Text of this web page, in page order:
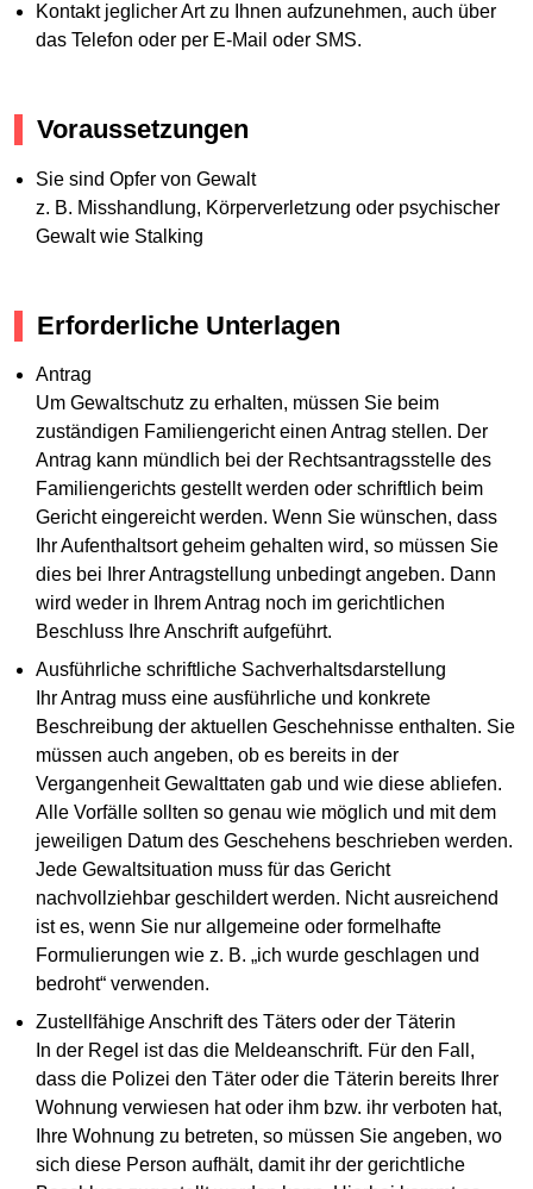
Kontakt jeglicher Art zu Ihnen aufzunehmen, auch über
das Telefon oder per E-Mail oder SMS.
Voraussetzungen
Sie sind Opfer von Gewalt
z. B. Misshandlung, Körperverletzung oder psychischer
Gewalt wie Stalking
Erforderliche Unterlagen
Antrag
Um Gewaltschutz zu erhalten, müssen Sie beim
zuständigen Familiengericht einen Antrag stellen. Der
Antrag kann mündlich bei der Rechtsantragsstelle des
Familiengerichts gestellt werden oder schriftlich beim
Gericht eingereicht werden. Wenn Sie wünschen, dass
Ihr Aufenthaltsort geheim gehalten wird, so müssen Sie
dies bei Ihrer Antragstellung unbedingt angeben. Dann
wird weder in Ihrem Antrag noch im gerichtlichen
Beschluss Ihre Anschrift aufgeführt.
Ausführliche schriftliche Sachverhaltsdarstellung
Ihr Antrag muss eine ausführliche und konkrete
Beschreibung der aktuellen Geschehnisse enthalten. Sie
müssen auch angeben, ob es bereits in der
Vergangenheit Gewalttaten gab und wie diese abliefen.
Alle Vorfälle sollten so genau wie möglich und mit dem
jeweiligen Datum des Geschehens beschrieben werden.
Jede Gewaltsituation muss für das Gericht
nachvollziehbar geschildert werden. Nicht ausreichend
ist es, wenn Sie nur allgemeine oder formelhafte
Formulierungen wie z. B. „ich wurde geschlagen und
bedroht“ verwenden.
Zustellfähige Anschrift des Täters oder der Täterin
In der Regel ist das die Meldeanschrift. Für den Fall,
dass die Polizei den Täter oder die Täterin bereits Ihrer
Wohnung verwiesen hat oder ihm bzw. ihr verboten hat,
Ihre Wohnung zu betreten, so müssen Sie angeben, wo
sich diese Person aufhält, damit ihr der gerichtliche